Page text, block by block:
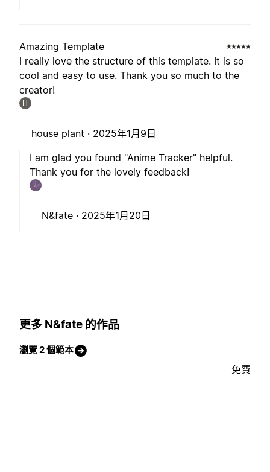
Amazing Template
I really love the structure of this template. It is so
cool and easy to use. Thank you so much to the
creator!
H
house plant · 2025年1月9日
I am glad you found "Anime Tracker" helpful.
Thank you for the lovely feedback!
N&fate · 2025年1月20日
更多 N&fate 的作品
瀏覽 2 個範本
免費